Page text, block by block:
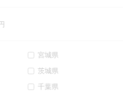
宮城県
茨城県
千葉県